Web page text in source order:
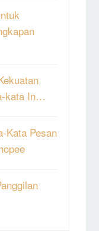
kata In…
Kata Pesan